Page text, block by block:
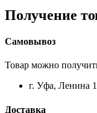
Получение
Самовывоз
Товар можно
г. Уфа, Ленина
Доставка